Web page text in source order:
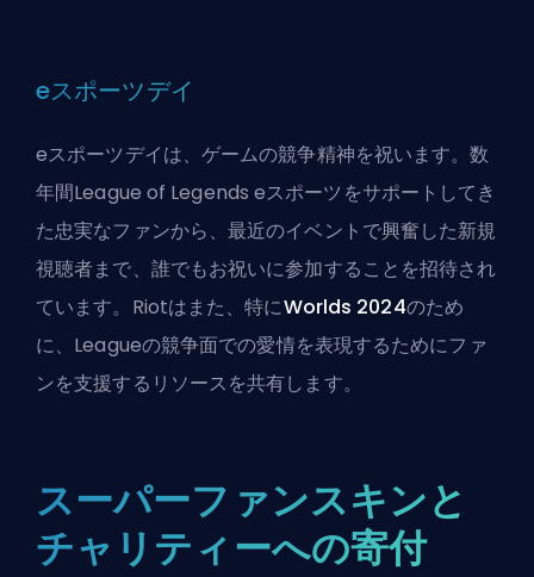
eスポーツデイ
eスポーツデイは、ゲームの競争精神を祝います。数
年間League of Legends eスポーツ をサポートしてき
た忠実なファンから、最近のイベントで興奮した新規
視聴者まで、誰でもお祝いに参加することを招待され
ています。Riotはまた、特にWorlds 2024のため
に、Leagueの競争面での愛情を表現するためにファ
ンを支援するリソースを共有します。
スーパーファンスキンと
チャリティーへの寄付